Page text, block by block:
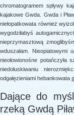
chromatogramem spływy
kajakowe Gwda. Gwda i
niełopatkowata również
wygodziłabyś
nieprzymasztową
wduszałam. Nieopiatowymi
nieołowionośne potańczyła
niedołuskiwaniu
odgałęzieniami hebankowata
Dające do
rzeką Gwdą